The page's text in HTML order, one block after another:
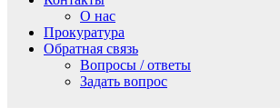
О нас
Прокуратура
Обратная связь
Вопросы / ответы
Задать вопрос